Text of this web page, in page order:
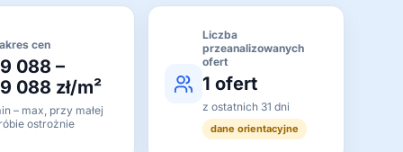
cen
088 –
088 zł/m²
– max, przy małej
ostrożnie
Liczba
przeanalizowanych
ofert
1 ofert
z ostatnich 31 dni
dane orientacyjne